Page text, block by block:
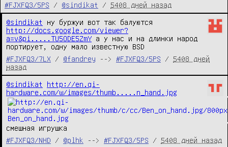
#FJXFQ3/5PS
/ @sindikat / 5408 дней назад
@sindikat
http://docs.google.com/viewer?
a=v&pi.....TU5ODE5ZmY а у нас и на длинки народ
портирует, одну мало известную BSD
#FJXFQ3/7LX
/ @fandrey --> #FJXFQ3/5PS / 5408 дней
назад
@sindikat
http://en.qi-
hardware.com/w/images/thumb.....n_hand.jpg
смешная игрушка
#FJXFQ3/NHD
/ @plhk --> #FJXFQ3/5PS / 5408 дней назад